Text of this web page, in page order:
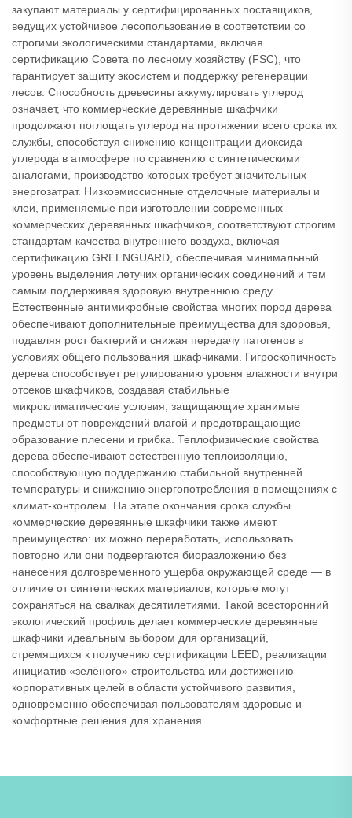
закупают материалы у сертифицированных поставщиков,
ведущих устойчивое лесопользование в соответствии со
строгими экологическими стандартами, включая
сертификацию Совета по лесному хозяйству (FSC), что
гарантирует защиту экосистем и поддержку регенерации
лесов. Способность древесины аккумулировать углерод
означает, что коммерческие деревянные шкафчики
продолжают поглощать углерод на протяжении всего срока их
службы, способствуя снижению концентрации диоксида
углерода в атмосфере по сравнению с синтетическими
аналогами, производство которых требует значительных
энергозатрат. Низкоэмиссионные отделочные материалы и
клеи, применяемые при изготовлении современных
коммерческих деревянных шкафчиков, соответствуют строгим
стандартам качества внутреннего воздуха, включая
сертификацию GREENGUARD, обеспечивая минимальный
уровень выделения летучих органических соединений и тем
самым поддерживая здоровую внутреннюю среду.
Естественные антимикробные свойства многих пород дерева
обеспечивают дополнительные преимущества для здоровья,
подавляя рост бактерий и снижая передачу патогенов в
условиях общего пользования шкафчиками. Гигроскопичность
дерева способствует регулированию уровня влажности внутри
отсеков шкафчиков, создавая стабильные
микроклиматические условия, защищающие хранимые
предметы от повреждений влагой и предотвращающие
образование плесени и грибка. Теплофизические свойства
дерева обеспечивают естественную теплоизоляцию,
способствующую поддержанию стабильной внутренней
температуры и снижению энергопотребления в помещениях с
климат-контролем. На этапе окончания срока службы
коммерческие деревянные шкафчики также имеют
преимущество: их можно переработать, использовать
повторно или они подвергаются биоразложению без
нанесения долговременного ущерба окружающей среде — в
отличие от синтетических материалов, которые могут
сохраняться на свалках десятилетиями. Такой всесторонний
экологический профиль делает коммерческие деревянные
шкафчики идеальным выбором для организаций,
стремящихся к получению сертификации LEED, реализации
инициатив «зелёного» строительства или достижению
корпоративных целей в области устойчивого развития,
одновременно обеспечивая пользователям здоровые и
комфортные решения для хранения.